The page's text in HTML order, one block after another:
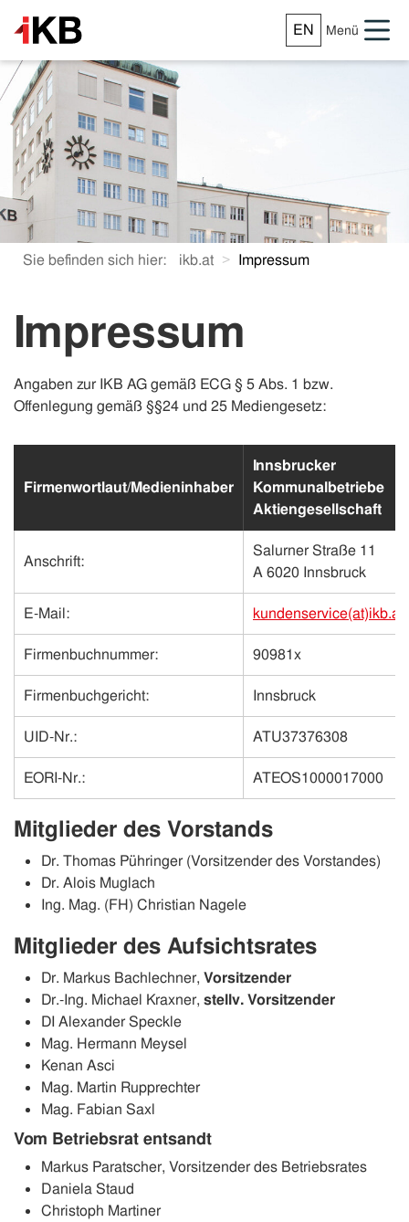
EN Menü
Sie befinden sich hier: ikb.at Impressum
Impressum
Angaben zur IKB AG gemäß ECG § 5 Abs. 1 bzw.
Offenlegung gemäß §§24 und 25 Mediengesetz:
Firmenwortlaut/Medieninhaber
Innsbrucker
Kommunalbetriebe
Aktiengesellschaft
Anschrift:
Salurner Straße 11
A 6020 Innsbruck
E-Mail: kundenservice(at)ikb.at
Firmenbuchnummer: 90981x
Firmenbuchgericht: Innsbruck
UID-Nr.: ATU37376308
EORI-Nr.: ATEOS1000017000
Mitglieder des Vorstands
Dr. Thomas Pühringer (Vorsitzender des Vorstandes)
Dr. Alois Muglach
Ing. Mag. (FH) Christian Nagele
Mitglieder des Aufsichtsrates
Dr. Markus Bachlechner, Vorsitzender
Dr.-Ing. Michael Kraxner, stellv. Vorsitzender
DI Alexander Speckle
Mag. Hermann Meysel
Kenan Asci
Mag. Martin Rupprechter
Mag. Fabian Saxl
Vom Betriebsrat entsandt
Markus Paratscher, Vorsitzender des Betriebsrates
Daniela Staud
Christoph Martiner